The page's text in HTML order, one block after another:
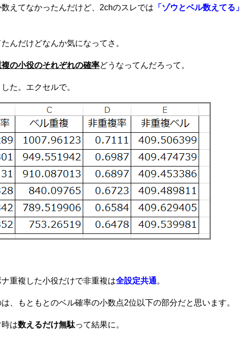
えてなかったんだけど、2chのスレでは 「ゾウとベル数えてる」
んだけどなんか気になってさ。
の小役のそれぞれの確率どうなってんだろって。
た。エクセルで。
重複した小役だけで非重複は全設定共通。
、もともとのベル確率の小数点2位以下の部分だと思います。
は数えるだけ無駄って結果に。